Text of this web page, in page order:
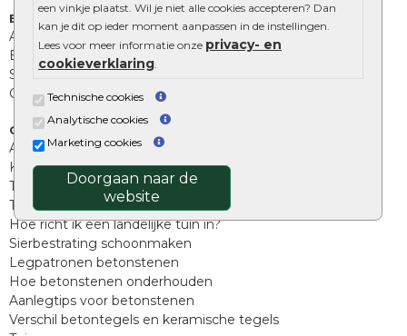
een vinkje plaatst. Wil je niet alle cookies accepteren? Dan
kan je dit op ieder moment aanpassen in de instellingen.
Lees voor meer informatie onze privacy- en
cookieverklaring.
Technische cookies
Analytische cookies
Marketing cookies
Doorgaan naar de
website
Extra benodigdheden
Afwatering en diversen
Beplantings en betonelementen
Split, grind en zand
Oprit tegels
Overig
Aanbiedingen
Kunstgras
Tuintegels outlet
Terrastegels leggen
Hoe richt ik een landelijke tuin in?
Sierbestrating schoonmaken
Legpatronen betonstenen
Hoe betonstenen onderhouden
Aanlegtips voor betonstenen
Verschil betontegels en keramische tegels